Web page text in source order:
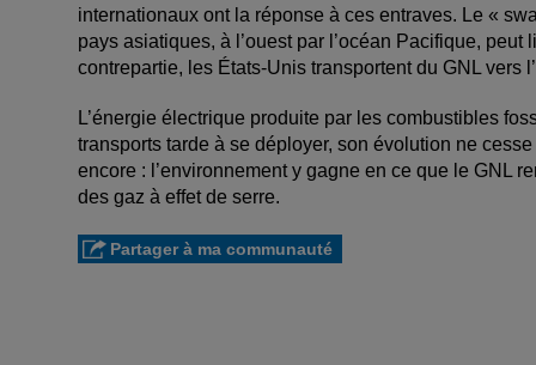
internationaux ont la réponse à ces entraves. Le «
pays asiatiques, à l’ouest par l’océan Pacifique,
contrepartie, les États-Unis transportent du GNL vers
L’énergie électrique produite par les combustibles
transports tarde à se déployer, son évolution ne
encore : l’environnement y gagne en ce que le GNL
des gaz à effet de serre.
Partager à ma communauté